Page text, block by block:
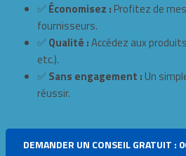
✅ Économisez : Profitez de
fournisseurs.
✅ Qualité :Accédez aux
etc.).
✅ Sans engagement : Un
réussir.
DEMANDER UN CONSEIL GRATUIT :